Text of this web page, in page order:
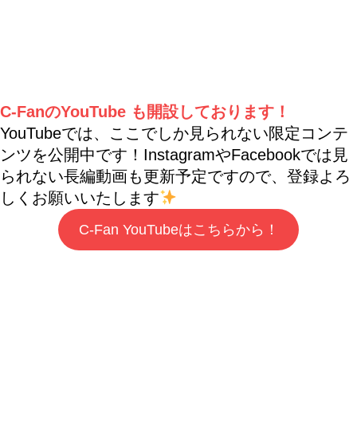
C-FanのYouTube も開設しております！
YouTubeでは、ここでしか見られない限定コンテ
ンツを公開中です！InstagramやFacebookでは見
られない長編動画も更新予定ですので、登録よろ
しくお願いいたします
C-Fan YouTubeはこちらから！